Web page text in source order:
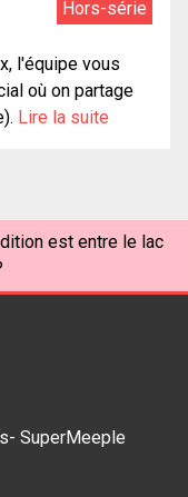
Hors-série
l'équipe vous
où on partage
Lire la suite
est entre le lac
SuperMeeple